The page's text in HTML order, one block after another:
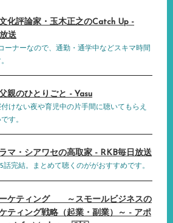
化評論家・玉木正之のCatch Up -
送
ーナーなので、通勤・通学中などスキマ時間
親のひとりごと - Yasu
けない夜や育児中の片手間に聴いてもらえ
す。
マ・シアワセの高取家 - RKB毎日放送
話完結。まとめて聴くのががおすすめです。
ケティング ～スモールビジネスの
ティング戦略（起業・副業）～ - アポ